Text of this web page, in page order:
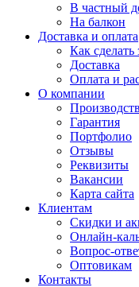
В частный
На балкон
Доставка и оплата
Как сделать
Доставка
Оплата и
О компании
Гарантия
Портфолио
Отзывы
Реквизиты
Вакансии
Карта сайта
Клиентам
Скидки и
Онлайн-
Вопрос-
Оптовикам
Контакты